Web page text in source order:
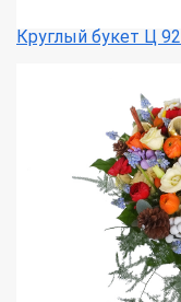
Круглый букет Ц